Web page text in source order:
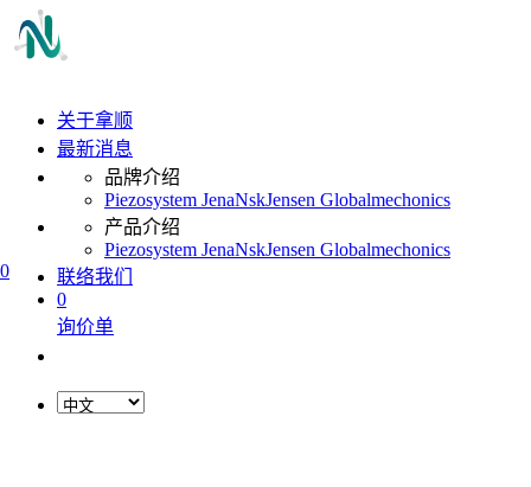
0
关于拿顺
最新消息
品牌介绍
Piezosystem JenaNskJensen Globalmechonics
产品介绍
Piezosystem JenaNskJensen Globalmechonics
联络我们
0
询价单